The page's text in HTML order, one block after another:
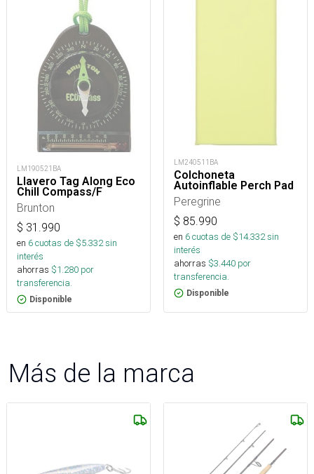
LM190521BA
Llavero Tag Along Eco
Chill Compass/F
Brunton
$ 31.990
en 6cuotas de $5.332sin
interés
ahorras $1.280 por
transferencia.
Disponible
LM240511BA
Colchoneta
Autoinflable Perch Pad
Peregrine
$ 85.990
en 6cuotas de $14.332sin
interés
ahorras $3.440 por
transferencia.
Disponible
Más de la marca